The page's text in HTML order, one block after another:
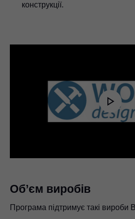
конструкції.
Об’єм виробів
Програма підтримує такі вироби